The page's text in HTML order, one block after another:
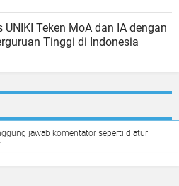
UNIKI Teken MoA dan IA dengan
Tinggi di Indonesia
jawab komentator seperti diatur